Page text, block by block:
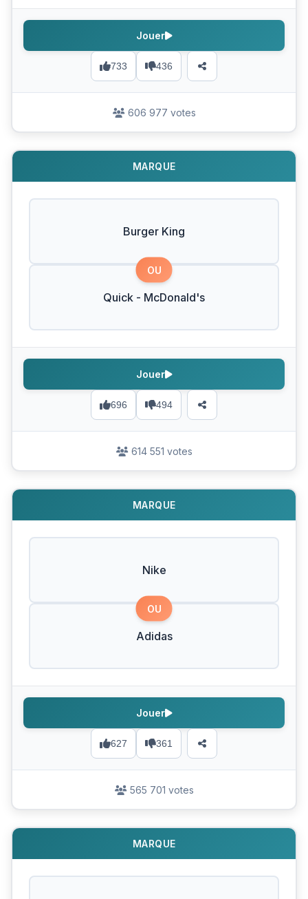
733 436
Jouer
606 977 votes
MARQUE
Burger King
OU
Quick - McDonald's
696 494
Jouer
614 551 votes
MARQUE
Nike
OU
Adidas
627 361
Jouer
565 701 votes
MARQUE